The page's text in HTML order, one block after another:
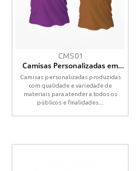
CMS01
Camisas Personalizadas em
Diversos Tecidos – Infantil ao
XGG
Camisas personalizadas produzidas
com qualidade e variedade de
materiais para atender a todos os
públicos e finalidades....